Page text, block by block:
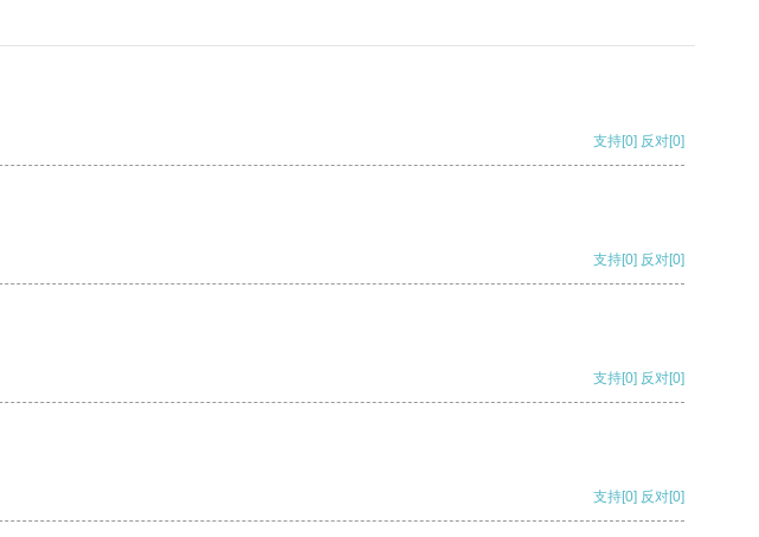
支持[0] 反对[0]
支持[0] 反对[0]
支持[0] 反对[0]
支持[0] 反对[0]